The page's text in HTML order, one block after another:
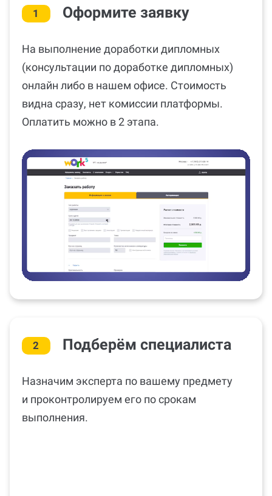
Оформите заявку
На выполнение доработки дипломных
(консультации по доработке дипломных)
онлайн либо в нашем офисе. Стоимость
Оплатить можно в 2 этапа.
Назначим эксперта по вашему предмету